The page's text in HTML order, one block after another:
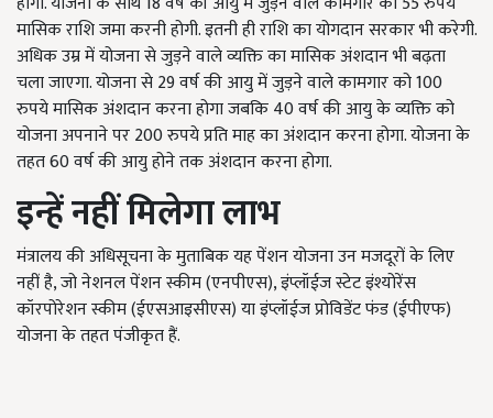
मासिक राशि जमा करनी होगी. इतनी ही राशि का योगदान सरकार भी करेगी.
अधिक उम्र में योजना से जुड़ने वाले व्यक्ति का मासिक अंशदान भी बढ़ता
चला जाएगा. योजना से 29 वर्ष की आयु में जुड़ने वाले कामगार को 100
रुपये मासिक अंशदान करना होगा जबकि 40 वर्ष की आयु के व्यक्ति को
योजना अपनाने पर 200 रुपये प्रति माह का अंशदान करना होगा. योजना के
तहत 60 वर्ष की आयु होने तक अंशदान करना होगा.
इन्हें नहीं मिलेगा लाभ
मंत्रालय की अधिसूचना के मुताबिक यह पेंशन योजना उन मजदूरों के लिए
नहीं है, जो नेशनल पेंशन स्कीम (एनपीएस), इंप्लॉईज स्टेट इंश्योरेंस
कॉरपोरेशन स्कीम (ईएसआइसीएस) या इंप्लॉईज प्रोविडेंट फंड (ईपीएफ)
योजना के तहत पंजीकृत हैं.